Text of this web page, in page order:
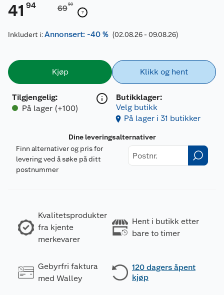
41 94 6990
Inkludert i:Annonsert: -40 % (02.08.26 - 09.08.26)
Kjøp
Tilgjengelig:
På lager (+100)
Klikk og hent
Butikklager:
Velg butikk
På lager i 31 butikker
Dine leveringsalternativer
Finn alternativer og pris for
levering ved å søke på ditt
postnummer
Kvalitetsprodukter
fra kjente
merkevarer
Hent i butikk etter
bare to timer
Gebyrfri faktura
med Walley
120 dagers åpent
kjøp